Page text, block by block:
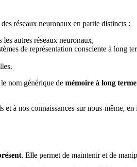
réseaux neuronaux en partie distincts :
les autres réseaux neuronaux,
de représentation consciente à long
nom générique de mémoire à long terme
et à nos connaissances sur nous-même,
. Elle permet de maintenir et de